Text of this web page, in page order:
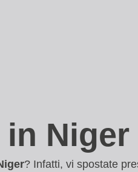
Niger
? Infatti, vi spostate